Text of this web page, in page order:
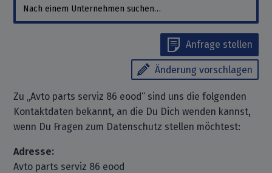
Anfrage stellen
Änderung vorschlagen
Zu „Avto parts serviz 86 eood“ sind uns die folgenden
Kontaktdaten bekannt, an die Du Dich wenden kannst,
wenn Du Fragen zum Datenschutz stellen möchtest:
Adresse:
Avto parts serviz 86 eood